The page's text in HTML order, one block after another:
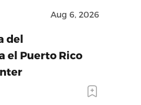
Aug 6, 2026
del
el Puerto Rico